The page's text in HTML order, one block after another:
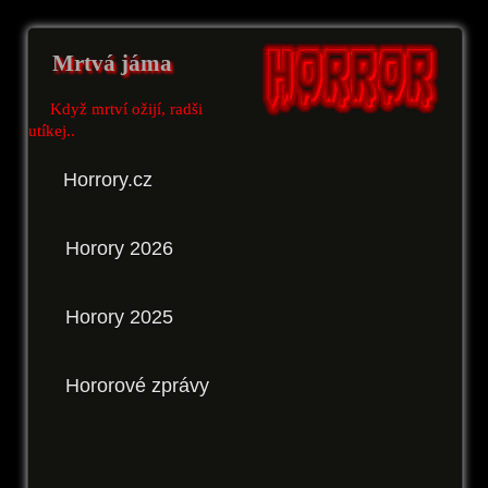
Mrtvá jáma
Když mrtví ožijí, radši
utíkej..
Horrory.cz
Horory 2026
Horory 2025
Hororové zprávy